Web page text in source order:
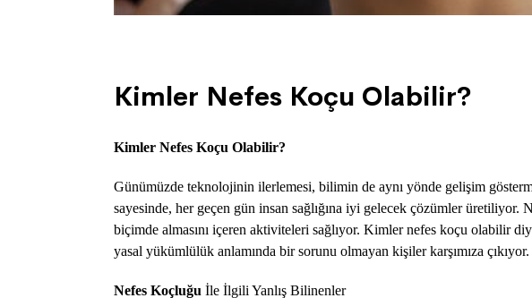
Kimler Nefes Koçu Olabilir?
Kimler Nefes Koçu Olabilir?
Günümüzde teknolojinin ilerlemesi, bilimin de aynı yönde gelişim
sayesinde, her geçen gün insan sağlığına iyi gelecek çözümler üretiliyor.
biçimde almasını içeren aktiviteleri sağlıyor. Kimler nefes koçu olabilir
yasal yükümlülük anlamında bir sorunu olmayan kişiler karşımıza çıkıyor.
Nefes Koçluğu İle İlgili Yanlış Bilinenler